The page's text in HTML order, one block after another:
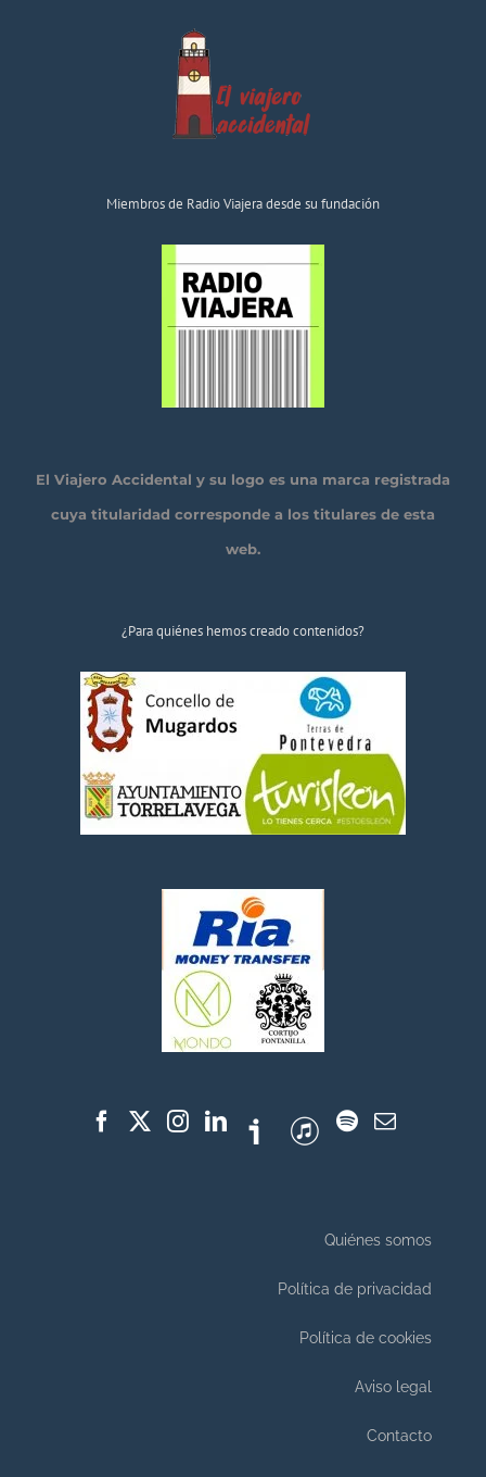
Miembros de Radio Viajera desde su fundación
El Viajero Accidental y su logo es una marca registrada
cuya titularidad corresponde a los titulares de esta
web.
¿Para quiénes hemos creado contenidos?
Quiénes somos
Política de privacidad
Política de cookies
Aviso legal
Contacto